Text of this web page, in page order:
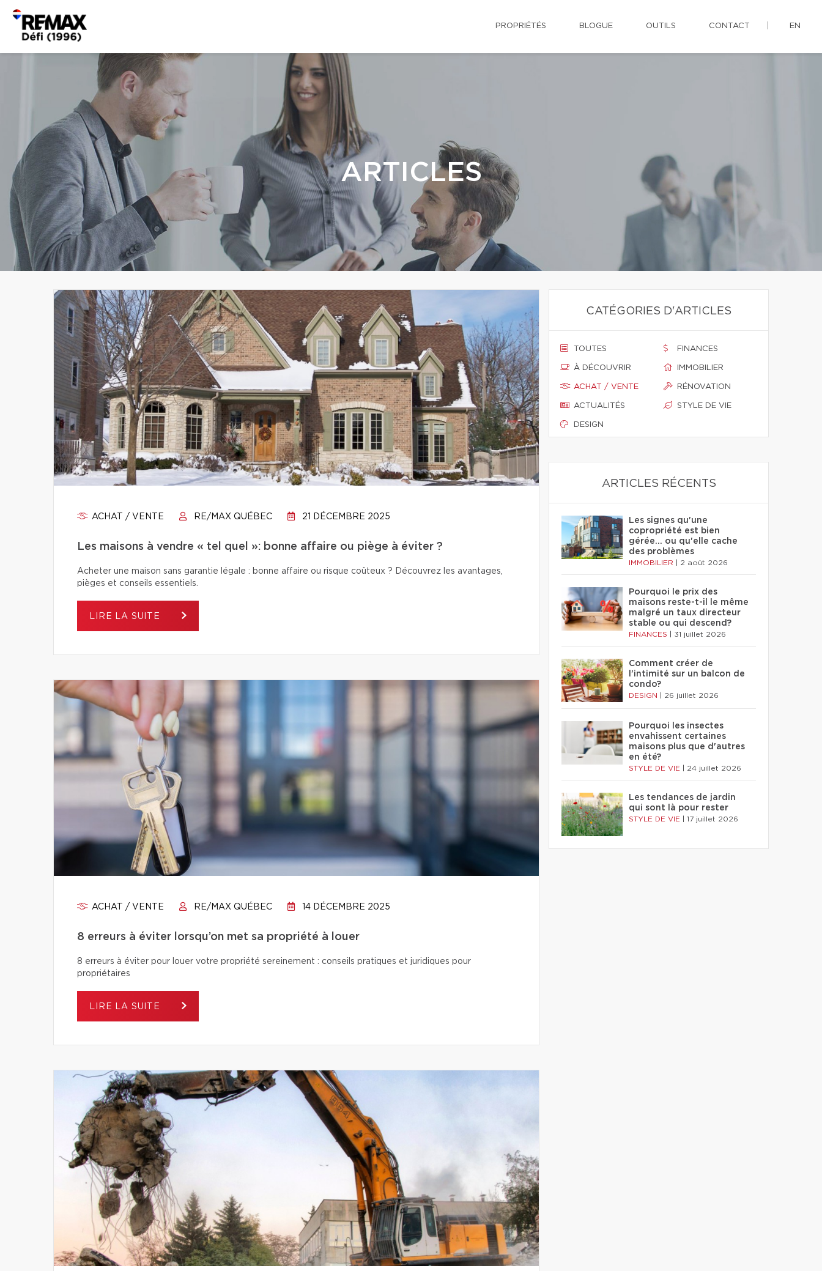
PROPRIÉTÉS BLOGUE OUTILS CONTACT EN
ARTICLES
ACHAT / VENTE RE/MAX QUÉBEC 21 DÉCEMBRE 2025
Les maisons à vendre « tel quel »: bonne affaire ou piège à éviter ?
Acheter une maison sans garantie légale : bonne affaire ou risque coûteux ? Découvrez les avantages,
pièges et conseils essentiels.
LIRE LA SUITE
ACHAT / VENTE RE/MAX QUÉBEC 14 DÉCEMBRE 2025
8 erreurs à éviter lorsqu’on met sa propriété à louer
8 erreurs à éviter pour louer votre propriété sereinement : conseils pratiques et juridiques pour
propriétaires
LIRE LA SUITE
CATÉGORIES D'ARTICLES
TOUTES
À DÉCOUVRIR
ACHAT / VENTE
ACTUALITÉS
DESIGN
FINANCES
IMMOBILIER
RÉNOVATION
STYLE DE VIE
ARTICLES RÉCENTS
Les signes qu'une
copropriété est bien
gérée… ou qu'elle cache
des problèmes
IMMOBILIER 2 août 2026
Pourquoi le prix des
maisons reste-t-il le même
malgré un taux directeur
stable ou qui descend?
FINANCES 31 juillet 2026
Comment créer de
l'intimité sur un balcon de
condo?
DESIGN 26 juillet 2026
Pourquoi les insectes
envahissent certaines
maisons plus que d'autres
en été?
STYLE DE VIE 24 juillet 2026
Les tendances de jardin
qui sont là pour rester
STYLE DE VIE 17 juillet 2026